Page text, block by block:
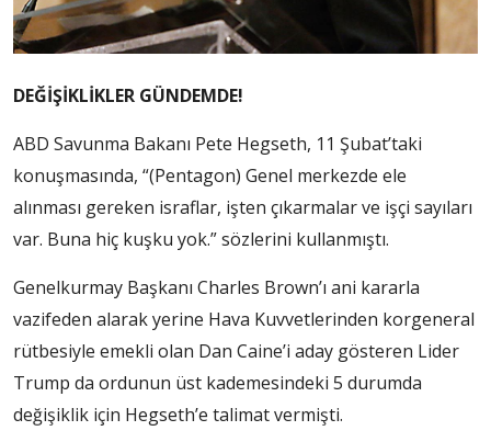
DEĞİŞİKLİKLER GÜNDEMDE!
ABD Savunma Bakanı Pete Hegseth, 11 Şubat’taki
konuşmasında, “(Pentagon) Genel merkezde ele
alınması gereken israflar, işten çıkarmalar ve işçi sayıları
var. Buna hiç kuşku yok.” sözlerini kullanmıştı.
Genelkurmay Başkanı Charles Brown’ı ani kararla
vazifeden alarak yerine Hava Kuvvetlerinden korgeneral
rütbesiyle emekli olan Dan Caine’i aday gösteren Lider
Trump da ordunun üst kademesindeki 5 durumda
değişiklik için Hegseth’e talimat vermişti.